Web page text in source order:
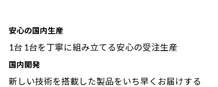
安心の国内生産
1台 1台を丁寧に組み立てる安心の受注生産
国内開発
新しい技術を搭載した製品をいち早くお届けする